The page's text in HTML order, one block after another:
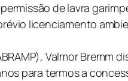
de lavra
licenciamento
Valmor Bremm
para termos a